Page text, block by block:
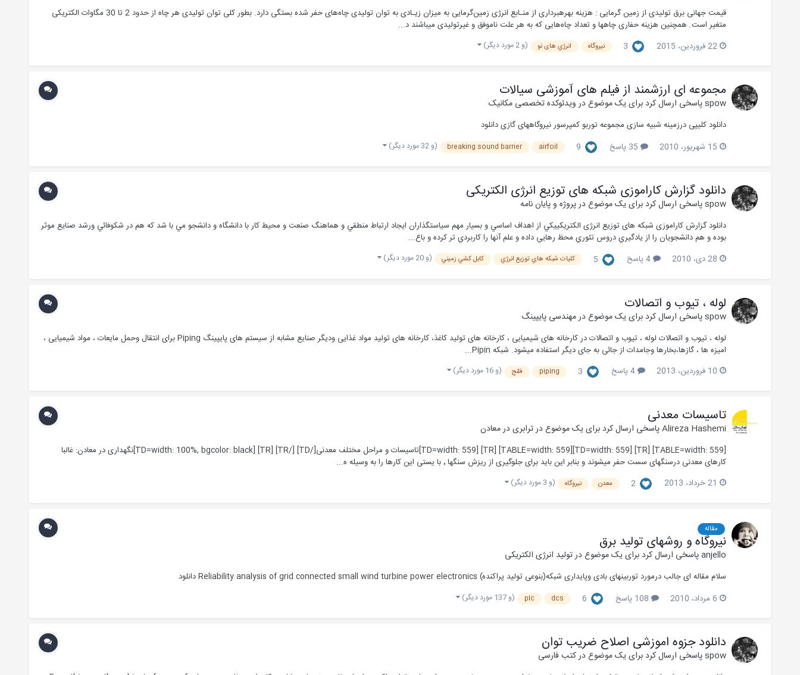
قیمت جهانی برق تولیدی از زمین گرمایی : هزینه بهره‎برداری از منـابع انرژی زمین‌گرمایی به میزان زیـادی به توان تولیدی چاه‌های حفر شده بستگی دارد. بطور کلی توان تولیدی هر چاه از حدود 2 تا 30 مگاوات الکتریکی
متغیر است. همچنین هزینه حفاری چاهها و تعداد چاه‌هایی که به هر علت ناموفق و غیرتولیدی می‎باشند د...
22 فروردین، 2015
3 نیروگاه انرژي های نو (و 2 مورد دیگر)
مجموعه ای ارزشمند از فیلم های آموزشی سیالات
spowپاسخی ارسال کرد برای یک موضوع درویدئوکده تخصصی مکانیک
دانلود کلیپی درزمینه شبیه سازی مجموعه توربو کمپرسور نیروگاههای گازی دانلود
15 شهریور، 2010
35 پاسخ 9
airfoil
breaking sound barrier (و 32 مورد دیگر)
دانلود گزارش کاراموزی شبکه های توزیع انرژی الکتریکی
spowپاسخی ارسال کرد برای یک موضوع درپروژه و پایان نامه
دانلود گزارش کاراموزی شبکه های توزیع انرژی الکتریکیيكي از اهداف اساسي و بسيار مهم سياستگذاران ايجاد ارتباط منطقي و هماهنگ صنعت و محيط كار با دانشگاه و دانشجو مي با شد كه هم در شكوفائي ورشد صنايع موثر
بوده و هم دانشجويان را از يادگيري دروس تئوري محظ رهايي داده و علم آنها را كاربردي تر كرده و باع...
28 دی، 2010
4 پاسخ 5 كليات شبكه هاي توزيع انرژي كابل كشي زميني (و 20 مورد دیگر)
لوله ، تیوب و اتصالات
spowپاسخی ارسال کرد برای یک موضوع درمهندسی پایپینگ
لوله ، تیوب و اتصالات لوله ، تیوب و اتصالات در کارخانه های شیمیایی ، کارخانه های تولید کاغذ، کارخانه های تولید مواد غذایی ودیگر صنایع مشابه از سیستم های پایپینگ Piping برای انتقال وحمل مایعات ، مواد شیمیایی ،
امیزه ها ، گازها،بخارها وجامدات از جائی به جای دیگر استفاده میشود. شبکه Pipin...
10 فروردین، 2013
4 پاسخ 3
piping فلنج (و 16 مورد دیگر)
تاسیسات معدنی
Alireza Hashemiپاسخی ارسال کرد برای یک موضوع درترابری در معادن
[TABLE=width: 559] [TR] [TD=width: 559][TABLE=width: 559] [TR] [TD=width: 559]تاسیسات و مراحل مختلف معدنی[/TD] [/TR] [TR] [TD=width: 100%, bgcolor: black]نگهداری در معادن: غالبا
کارهای معدنی درسنگهای سست حفر میشوند و بنابر این باید برای جلوگیری از ریزش سنگها ٬ با یستی این کارها را به وسیله ه...
21 خرداد، 2013
2 معدن نیروگاه (و 3 مورد دیگر)
مقاله
نیروگاه و روشهای تولید برق
anjelloپاسخی ارسال کرد برای یک موضوع درتولید انرژی الکتریکی
سلام مقاله ای جالب درمورد توربینهای بادی وپایداری شبکه(بنوعی تولید پراکنده) Reliability analysis of grid connected small wind turbine power electronics دانلود
6 مرداد، 2010
108 پاسخ 6
dcs
plc (و 137 مورد دیگر)
دانلود جزوه اموزشی اصلاح ضریب توان
spowپاسخی ارسال کرد برای یک موضوع درکتب فارسی